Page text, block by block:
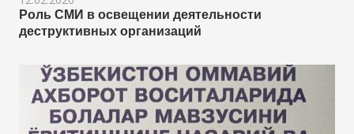
Роль СМИ в освещении деятельности
деструктивных организаций